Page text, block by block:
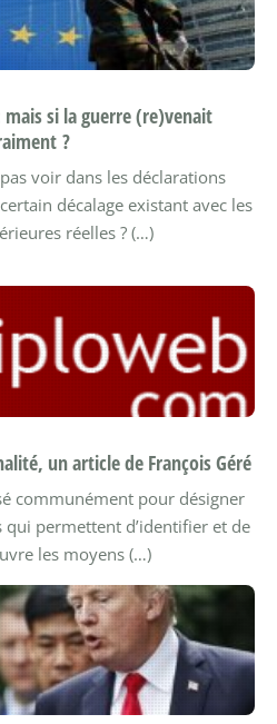
si la guerre (re)venait
?
voir dans les déclarations
décalage existant avec les
réelles ? (…)
un article de François Géré
communément pour désigner
qui permettent d’identifier et de
les moyens (…)